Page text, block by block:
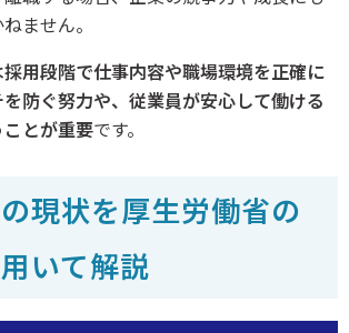
ません。
用段階で仕事内容や職場環境を正確に
防ぐ努力や、従業員が安心して働ける
とが重要です。
現状を厚生労働省の
いて解説